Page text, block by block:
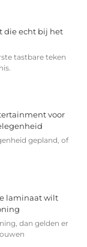
die echt bij het
tastbare teken
voor
gepland, of
laminaat wilt
dan gelden er